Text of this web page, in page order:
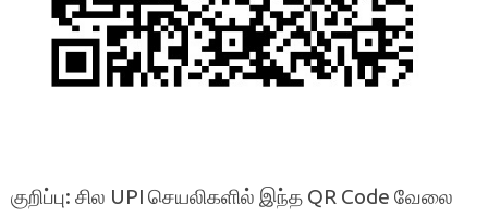
குறிப்பு: சில UPI செயலிகளில் இந்த QR Code வேலை